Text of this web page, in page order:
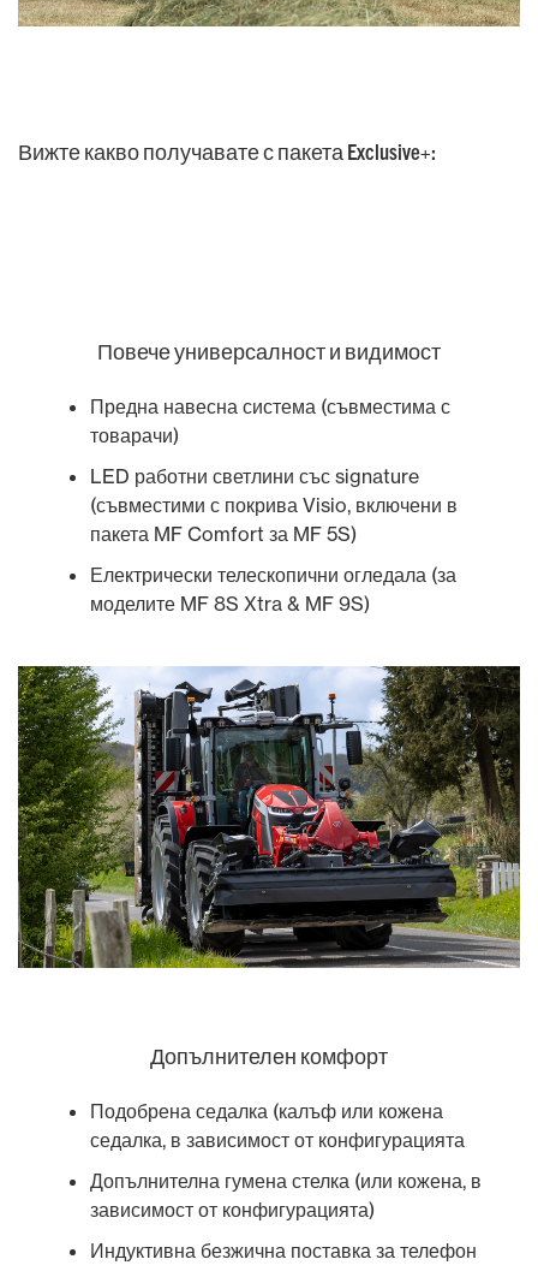
Вижте какво получавате с пакета Exclusive+:
Повече универсалност и видимост
Предна навесна система (съвместима с
товарачи)
LED работни светлини със signature
(съвместими с покрива Visio, включени в
пакета MF Comfort за MF 5S)
Електрически телескопични огледала (за
моделите MF 8S Xtra & MF 9S)
Допълнителен комфорт
Подобрена седалка (калъф или кожена
седалка, в зависимост от конфигурацията
Допълнителна гумена стелка (или кожена, в
зависимост от конфигурацията)
Индуктивна безжична поставка за телефон